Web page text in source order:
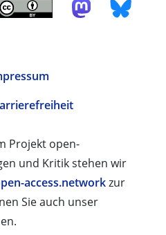
Projekt open-
und Kritik stehen wir
access.networkzur
Sie auch unser